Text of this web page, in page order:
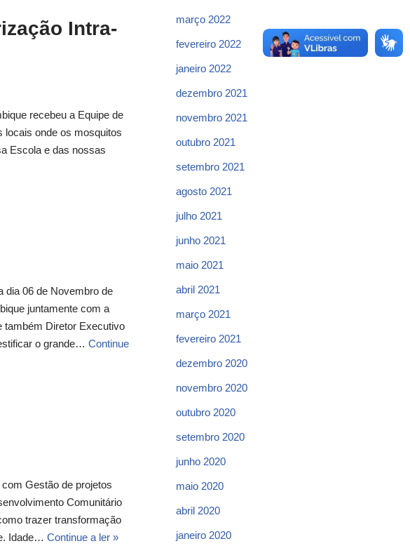
Intra-
recebeu a Equipe de
locais onde os mosquitos
Escola e das nossas
dia 06 de Novembro de
juntamente com a
também Diretor Executivo
o grande… Continue
Gestão de projetos
Comunitário
trazer transformação
Idade… Continue a ler »
março 2022
fevereiro 2022
janeiro 2022
dezembro 2021
novembro 2021
outubro 2021
setembro 2021
agosto 2021
julho 2021
junho 2021
maio 2021
abril 2021
março 2021
fevereiro 2021
dezembro 2020
novembro 2020
outubro 2020
setembro 2020
junho 2020
maio 2020
abril 2020
janeiro 2020